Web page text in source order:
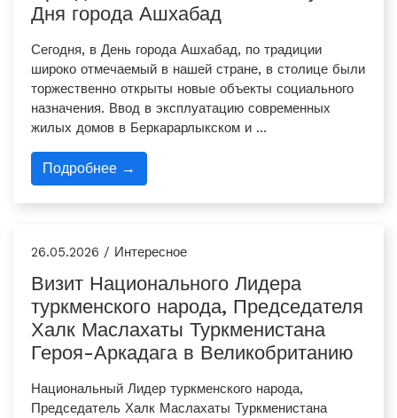
Дня города Ашхабад
Сегодня, в День города Ашхабад, по традиции
широко отмечаемый в нашей стране, в столице были
торжественно открыты новые объекты социального
назначения. Ввод в эксплуатацию современных
жилых домов в Беркарарлыкском и …
Подробнее →
26.05.2026 / Интересное
Визит Национального Лидера
туркменского народа, Председателя
Халк Маслахаты Туркменистана
Героя-Аркадага в Великобританию
Национальный Лидер туркменского народа,
Председатель Халк Маслахаты Туркменистана